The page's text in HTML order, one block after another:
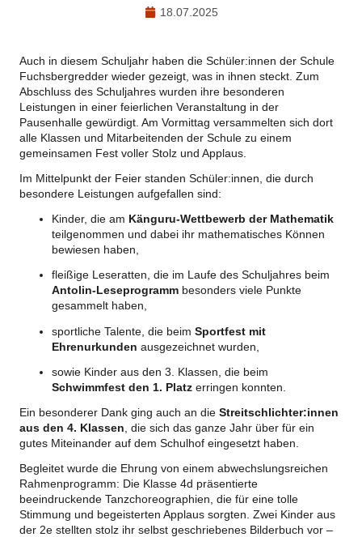
18.07.2025
Auch in diesem Schuljahr haben die Schüler:innen der Schule
Fuchsbergredder wieder gezeigt, was in ihnen steckt. Zum
Abschluss des Schuljahres wurden ihre besonderen
Leistungen in einer feierlichen Veranstaltung in der
Pausenhalle gewürdigt. Am Vormittag versammelten sich dort
alle Klassen und Mitarbeitenden der Schule zu einem
gemeinsamen Fest voller Stolz und Applaus.
Im Mittelpunkt der Feier standen Schüler:innen, die durch
besondere Leistungen aufgefallen sind:
Kinder, die am Känguru-Wettbewerb der Mathematik
teilgenommen und dabei ihr mathematisches Können
bewiesen haben,
fleißige Leseratten, die im Laufe des Schuljahres beim
Antolin-Leseprogramm besonders viele Punkte
gesammelt haben,
sportliche Talente, die beimSportfest mit
Ehrenurkunden ausgezeichnet wurden,
sowie Kinder aus den 3. Klassen, die beim
Schwimmfest den 1. Platz erringen konnten.
Ein besonderer Dank ging auch an dieStreitschlichter:innen
aus den 4. Klassen , die sich das ganze Jahr über für ein
gutes Miteinander auf dem Schulhof eingesetzt haben.
Begleitet wurde die Ehrung von einem abwechslungsreichen
Rahmenprogramm: Die Klasse 4d präsentierte
beeindruckende Tanzchoreographien, die für eine tolle
Stimmung und begeisterten Applaus sorgten. Zwei Kinder aus
der 2e stellten stolz ihr selbst geschriebenes Bilderbuch vor –